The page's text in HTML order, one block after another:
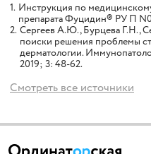
1. Инструкция по
препарата Фуцидин® РУ П
2. Сергеев А.Ю., Бурцева Г.Н.,
поиски решения проблемы
дерматологии.
2019; 3: 48-62.
Смотреть все источники